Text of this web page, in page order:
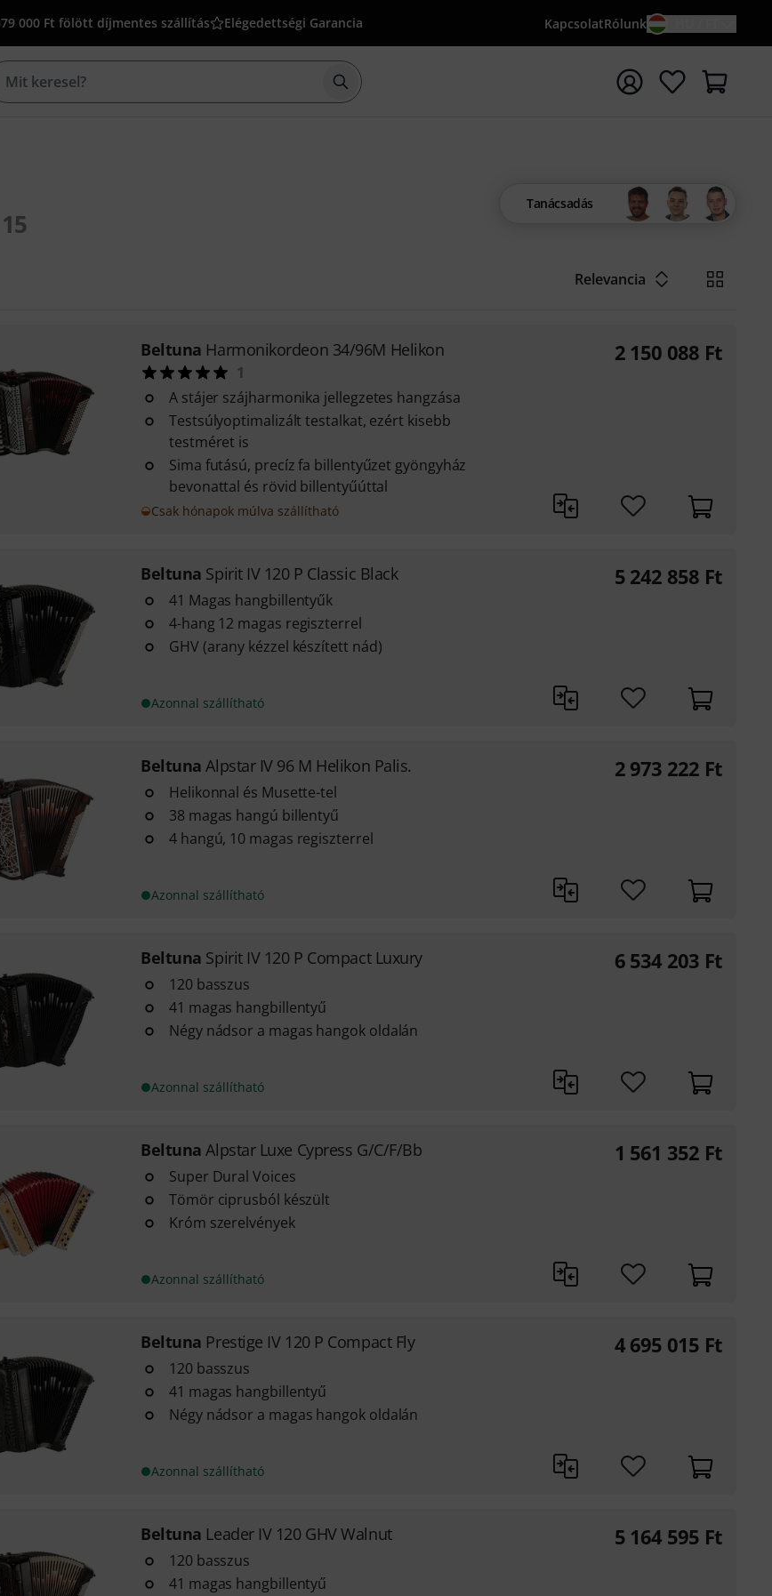
79 000 Ft fölött díjmentes szállítás Elégedettségi Garancia KapcsolatRólunk
Keresés indítása {searchTerm} keresőszóval
15
Tanácsadás
Relevancia
Beltuna Harmonikordeon 34/96M Helikon
1
A stájer szájharmonika jellegzetes hangzása
Testsúlyoptimalizált testalkat, ezért kisebb
testméret is
Sima futású, precíz fa billentyűzet gyöngyház
bevonattal és rövid billentyűúttal
Csak hónapok múlva szállítható
2 150 088 Ft
Beltuna Spirit IV 120 P Classic Black
41 Magas hangbillentyűk
4-hang 12 magas regiszterrel
GHV (arany kézzel készített nád)
Azonnal szállítható
5 242 858 Ft
Beltuna Alpstar IV 96 M Helikon Palis.
Helikonnal és Musette-tel
38 magas hangú billentyű
4 hangú, 10 magas regiszterrel
Azonnal szállítható
2 973 222 Ft
Beltuna Spirit IV 120 P Compact Luxury
120 basszus
41 magas hangbillentyű
Négy nádsor a magas hangok oldalán
Azonnal szállítható
6 534 203 Ft
Beltuna Alpstar Luxe Cypress G/C/F/Bb
Super Dural Voices
Tömör ciprusból készült
Króm szerelvények
Azonnal szállítható
1 561 352 Ft
Beltuna Prestige IV 120 P Compact Fly
120 basszus
41 magas hangbillentyű
Négy nádsor a magas hangok oldalán
Azonnal szállítható
4 695 015 Ft
Beltuna Leader IV 120 GHV Walnut
120 basszus
41 magas hangbillentyű
5 164 595 Ft